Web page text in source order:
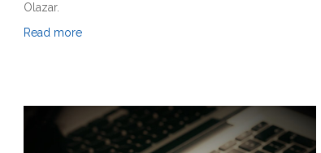
Olazar.
Read more